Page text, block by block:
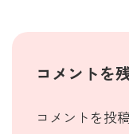
コメントを
コメントを投